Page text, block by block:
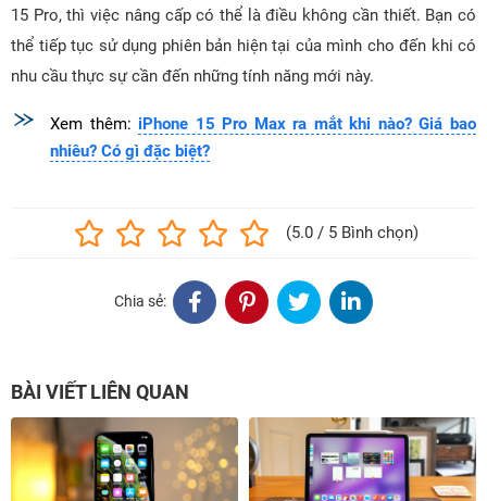
15 Pro, thì việc nâng cấp có thể là điều không cần thiết. Bạn có
thể tiếp tục sử dụng phiên bản hiện tại của mình cho đến khi có
nhu cầu thực sự cần đến những tính năng mới này.
Xem thêm: iPhone 15 Pro Max ra mắt khi nào? Giá bao
nhiêu? Có gì đặc biệt?
(5.0 / 5 Bình chọn)
Chia sẻ:
BÀI VIẾT LIÊN QUAN